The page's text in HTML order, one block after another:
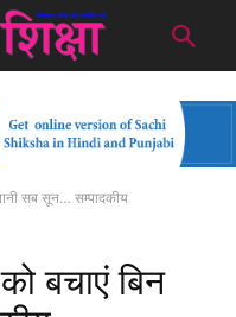
सब सून… सम्पादकीय
बचाएं बिन